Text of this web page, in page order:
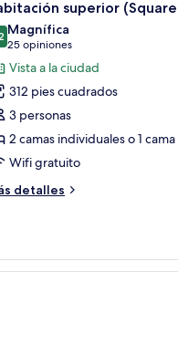
8 superior
de 10
Magnífica
25 opiniones
(25
opiniones)
Vista a la ciudad
312 pies cuadrados
3 personas
2 camas individuales o 1
Wifi gratuito
detalles